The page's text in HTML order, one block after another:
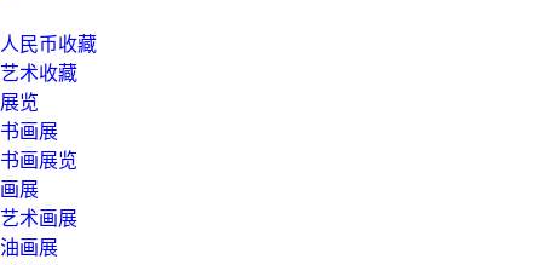
人民币收藏
艺术收藏
展览
书画展
书画展览
画展
艺术画展
油画展